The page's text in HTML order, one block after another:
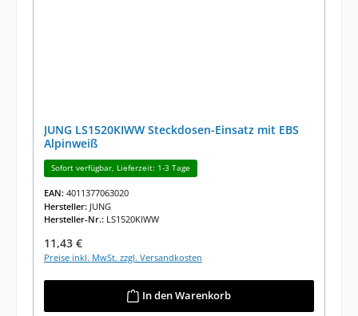
JUNG LS1520KIWW Steckdosen-Einsatz mit EBS
Alpinweiß
Sofort verfügbar, Lieferzeit: 1-3 Tage
EAN: 4011377063020
Hersteller: JUNG
Hersteller-Nr.: LS1520KIWW
Regulärer Preis:
11,43 €
Preise inkl. MwSt. zzgl. Versandkosten
In den Warenkorb